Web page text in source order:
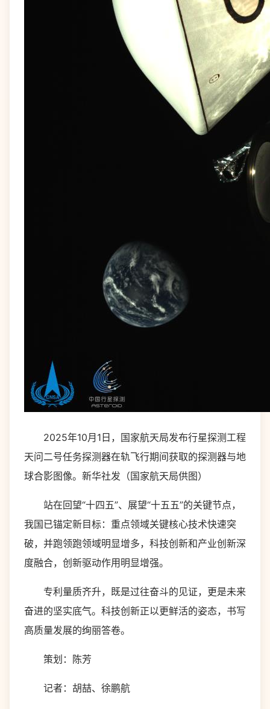
2025年10月1日，国家航天局发布行星探测工程
天问二号任务探测器在轨飞行期间获取的探测器与地
球合影图像。新华社发（国家航天局供图）
站在回望“十四五”、展望“十五五”的关键节点，
我国已锚定新目标：重点领域关键核心技术快速突
破，并跑领跑领域明显增多，科技创新和产业创新深
度融合，创新驱动作用明显增强。
专利量质齐升，既是过往奋斗的见证，更是未来
奋进的坚实底气。科技创新正以更鲜活的姿态，书写
高质量发展的绚丽答卷。
策划：陈芳
记者：胡喆、徐鹏航